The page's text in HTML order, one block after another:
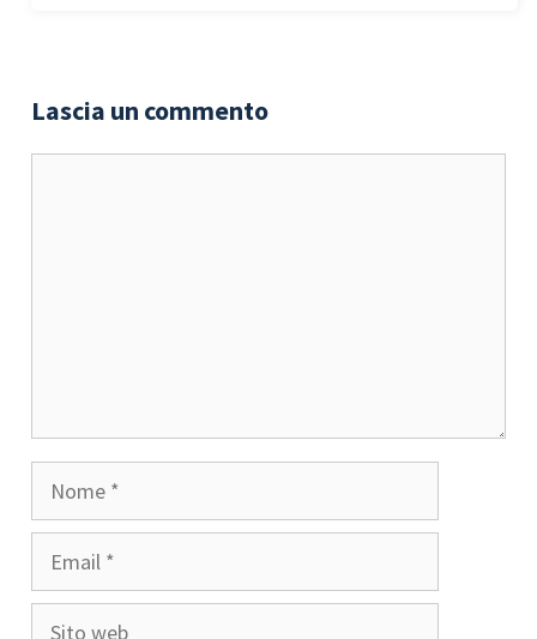
Lascia un commento
Nome
Email
Sito